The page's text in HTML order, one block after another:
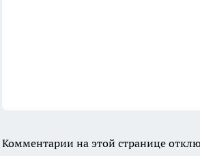
Комментарии на этой странице